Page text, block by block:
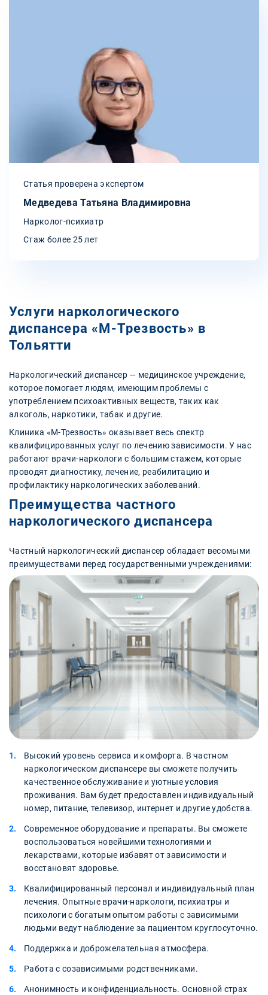
Статья проверена экспертом
Медведева Татьяна Владимировна
Нарколог-психиатр
Стаж более 25 лет
Услуги наркологического
диспансера «М-Трезвость» в
Тольятти
Наркологический диспансер — медицинское учреждение,
которое помогает людям, имеющим проблемы с
употреблением психоактивных веществ, таких как
алкоголь, наркотики, табак и другие.
Клиника «М-Трезвость» оказывает весь спектр
квалифицированных услуг по лечению зависимости. У нас
работают врачи-наркологи с большим стажем, которые
проводят диагностику, лечение, реабилитацию и
профилактику наркологических заболеваний.
Преимущества частного
наркологического диспансера
Частный наркологический диспансер обладает весомыми
преимуществами перед государственными учреждениями:
Высокий уровень сервиса и комфорта. В частном
наркологическом диспансере вы сможете получить
качественное обслуживание и уютные условия
проживания. Вам будет предоставлен индивидуальный
номер, питание, телевизор, интернет и другие удобства.
Современное оборудование и препараты. Вы сможете
воспользоваться новейшими технологиями и
лекарствами, которые избавят от зависимости и
восстановят здоровье.
Квалифицированный персонал и индивидуальный план
лечения. Опытные врачи-наркологи, психиатры и
психологи с богатым опытом работы с зависимыми
людьми ведут наблюдение за пациентом круглосуточно.
Поддержка и доброжелательная атмосфера.
Работа с созависимыми родственниками.
Анонимность и конфиденциальность. Основной страх